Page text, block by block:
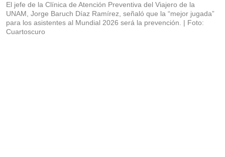
El jefe de la Clínica de Atención Preventiva del Viajero de la
UNAM, Jorge Baruch Díaz Ramírez, señaló que la “mejor jugada”
para los asistentes al Mundial 2026 será la prevención.
Foto:
Cuartoscuro